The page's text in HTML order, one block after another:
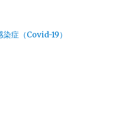
症（Covid-19）